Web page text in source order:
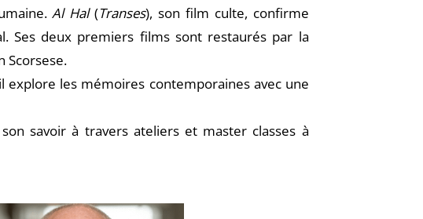
Al Hal(Transes), son film culte, confirme
Ses deux premiers films sont restaurés par la
Scorsese.
explore les mémoires contemporaines avec une
savoir à travers ateliers et master classes à